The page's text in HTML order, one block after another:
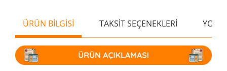
ÜRÜN BİLGİSİ TAKSİT SEÇENEKLERİ